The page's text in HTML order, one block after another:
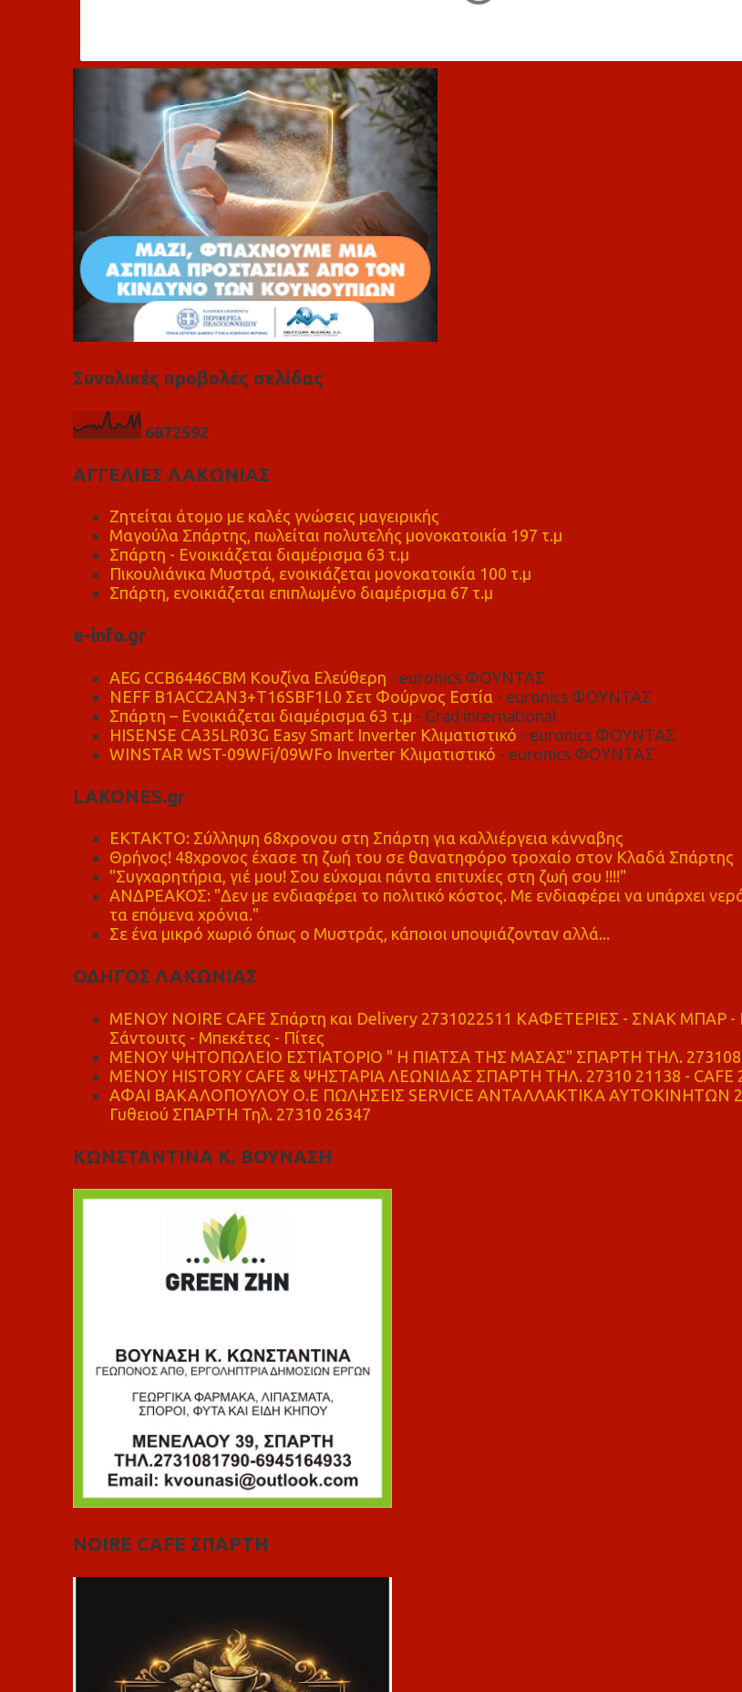
λ
Συνολικές προβολές σελίδας
6872592
ΑΓΓΕΛΙΕΣ ΛΑΚΩΝΙΑΣ
Ζητείται άτομο με καλές γνώσεις μαγειρικής
Μαγούλα Σπάρτης, πωλείται πολυτελής μονοκατοικία 197 τ.μ
Σπάρτη - Ενοικιάζεται διαμέρισμα 63 τ.μ
Πικουλιάνικα Μυστρά, ενοικιάζεται μονοκατοικία 100 τ.μ
Σπάρτη, ενοικιάζεται επιπλωμένο διαμέρισμα 67 τ.μ
e-info.gr
AEG CCB6446CBM Κουζίνα Ελεύθερη - euronics ΦΟΥΝΤΑΣ
NEFF B1ACC2AN3+T16SBF1L0 Σετ Φούρνος Εστία - euronics ΦΟΥΝΤΑΣ
Σπάρτη – Ενοικιάζεται διαμέρισμα 63 τ.μ - Grad international
HISENSE CA35LR03G Easy Smart Inverter Κλιματιστικό - euronics ΦΟΥΝΤΑΣ
WINSTAR WST-09WFi/09WFo Inverter Κλιματιστικό - euronics ΦΟΥΝΤΑΣ
LAKONES.gr
ΕΚΤΑΚΤΟ: Σύλληψη 68χρονου στη Σπάρτη για καλλιέργεια κάνναβης
Θρήνος! 48χρονος έχασε τη ζωή του σε θανατηφόρο τροχαίο στον Κλαδά Σπάρτης
"Συγχαρητήρια, γιέ μου! Σου εύχομαι πάντα επιτυχίες στη ζωή σου !!!!"
ΑΝΔΡΕΑΚΟΣ: "Δεν με ενδιαφέρει το πολιτικό κόστος. Με ενδιαφέρει να υπάρχει
τα επόμενα χρόνια."
Σε ένα μικρό χωριό όπως ο Μυστράς, κάποιοι υποψιάζονταν αλλά...
ΟΔΗΓΟΣ ΛΑΚΩΝΙΑΣ
MENOY NOIRE CAFE Σπάρτη και Delivery 2731022511 ΚΑΦΕΤΕΡΙΕΣ - ΣΝΑΚ ΜΠΑΡ -
Σάντουιτς - Μπεκέτες - Πίτες
ΜΕΝΟΥ ΨΗΤΟΠΩΛΕΙΟ ΕΣΤΙΑΤΟΡΙΟ " Η ΠΙΑΤΣΑ ΤΗΣ ΜΑΣΑΣ" ΣΠΑΡΤΗ ΤΗΛ.
ΜΕΝΟΥ HISTORY CAFE & ΨΗΣΤΑΡΙΑ ΛΕΩΝΙΔΑΣ ΣΠΑΡΤΗ ΤΗΛ. 27310 21138 - CAFE
ΑΦΑΙ ΒΑΚΑΛΟΠΟΥΛΟΥ Ο.Ε ΠΩΛΗΣΕΙΣ SERVICE ΑΝΤΑΛΛΑΚΤΙΚΑ ΑΥΤΟΚΙΝΗΤΩΝ
Γυθειού ΣΠΑΡΤΗ Τηλ. 27310 26347
ΚΩΝΣΤΑΝΤΙΝΑ Κ. ΒΟΥΝΑΣΗ
NOIRE CAFE ΣΠΑΡΤΗ